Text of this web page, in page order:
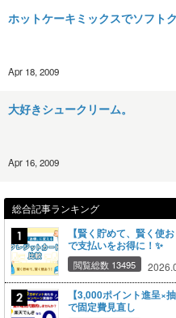
ホットケーキミックスでソフトク
Apr 18, 2009
大好きシュークリーム。
Apr 16, 2009
総合記事ランキング
【賢く貯めて、賢く使
で支払いをお得に！✨
閲覧総数 13495
【3,000ポイント進呈×
で固定費見直し